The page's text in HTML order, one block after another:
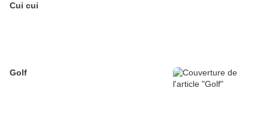
Cui cui
Golf